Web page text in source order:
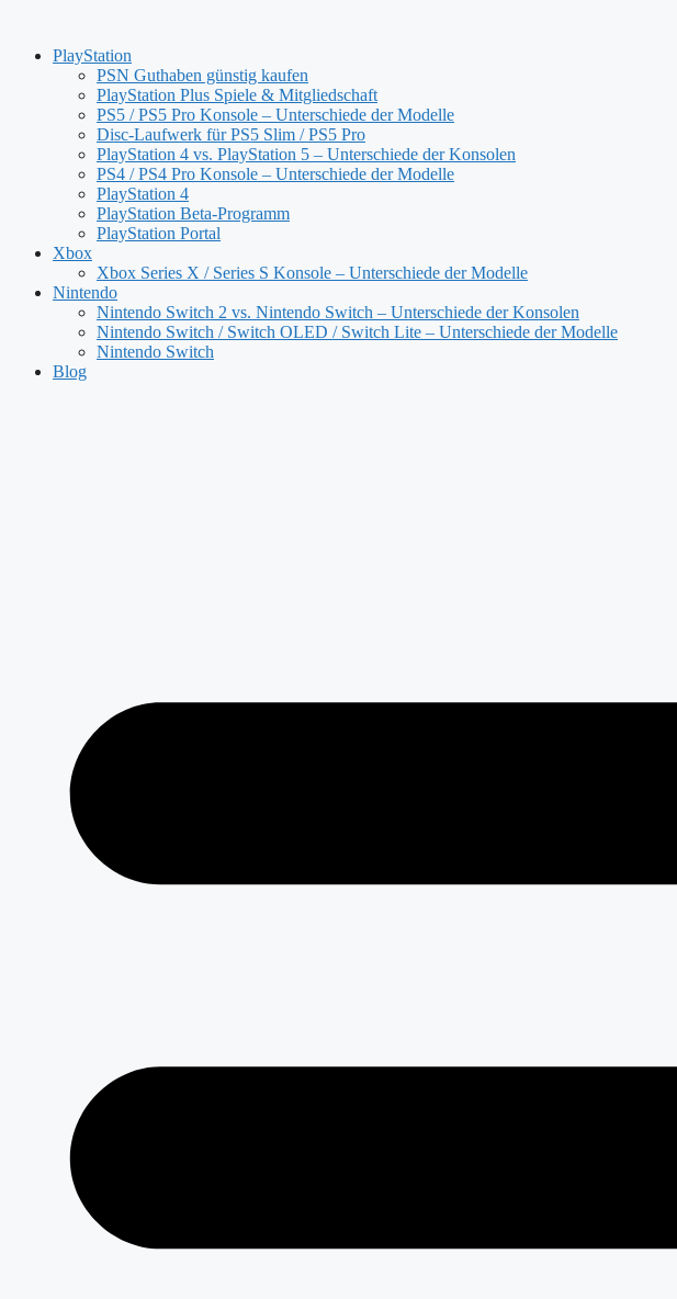
springenPlayStation
PSN Guthaben günstig kaufen
PlayStation Plus Spiele & Mitgliedschaft
PS5 / PS5 Pro Konsole – Unterschiede der Modelle
Disc-Laufwerk für PS5 Slim / PS5 Pro
PlayStation 4 vs. PlayStation 5 – Unterschiede der Konsolen
PS4 / PS4 Pro Konsole – Unterschiede der Modelle
PlayStation 4
PlayStation Beta-Programm
PlayStation Portal
Xbox
Xbox Series X / Series S Konsole – Unterschiede der Modelle
Nintendo
Nintendo Switch 2 vs. Nintendo Switch – Unterschiede der Konsolen
Nintendo Switch / Switch OLED / Switch Lite – Unterschiede der Modelle
Nintendo Switch
Blog